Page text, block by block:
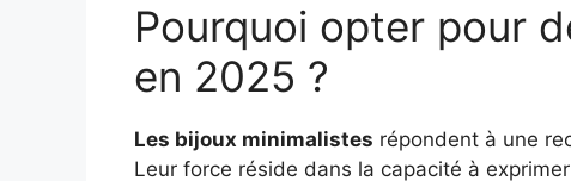
Pourquoi opter pour
en 2025 ?
Les bijoux minimalistes répondent à une
Leur force réside dans la capacité à exprimer